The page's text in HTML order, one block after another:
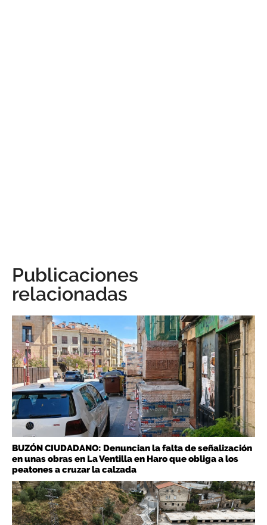
Publicaciones
relacionadas
BUZÓN CIUDADANO: Denuncian la falta de señalización
en unas obras en La Ventilla en Haro que obliga a los
peatones a cruzar la calzada